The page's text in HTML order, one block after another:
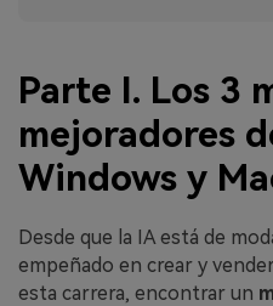
Parte I. Los 3
mejoradores
Windows y
Desde que la IA está de
empeñado en crear y
esta carrera, encontrar un